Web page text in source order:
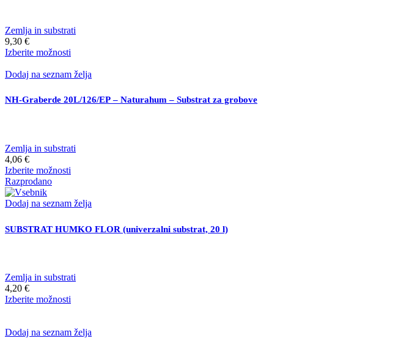
strani
Zemlja in substrati
9,30 €
Izberite možnosti
ima
različic.
Možnosti
strani
Dodaj na seznam želja
NH-Graberde 20L/126/EP – Naturahum – Substrat za grobove
Zemlja in substrati
4,06 €
Izberite možnosti
več
Možnosti
lahko
izdelka
Razprodano
Dodaj na seznam želja
SUBSTRAT HUMKO FLOR (univerzalni substrat, 20 l)
Zemlja in substrati
4,20 €
Izberite možnosti
več
Dodaj na seznam želja